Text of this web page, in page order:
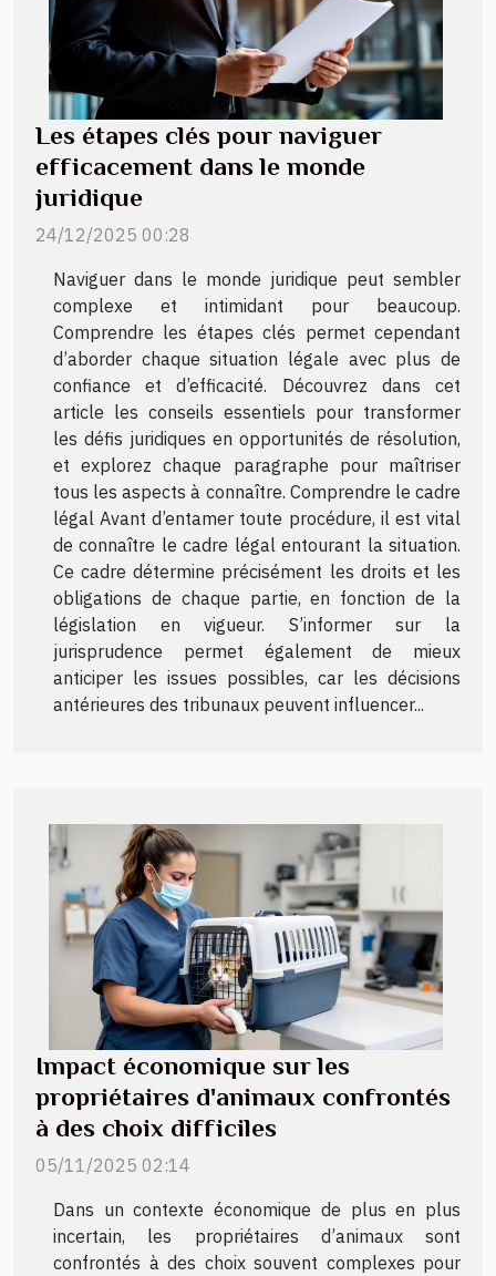
Les étapes clés pour naviguer
efficacement dans le monde
juridique
24/12/2025 00:28
Naviguer dans le monde juridique peut sembler
complexe et intimidant pour beaucoup.
Comprendre les étapes clés permet cependant
d’aborder chaque situation légale avec plus de
confiance et d’efficacité. Découvrez dans cet
article les conseils essentiels pour transformer
les défis juridiques en opportunités de résolution,
et explorez chaque paragraphe pour maîtriser
tous les aspects à connaître. Comprendre le cadre
légal Avant d’entamer toute procédure, il est vital
de connaître le cadre légal entourant la situation.
Ce cadre détermine précisément les droits et les
obligations de chaque partie, en fonction de la
législation en vigueur. S’informer sur la
jurisprudence permet également de mieux
anticiper les issues possibles, car les décisions
antérieures des tribunaux peuvent influencer...
Impact économique sur les
propriétaires d'animaux confrontés
à des choix difficiles
05/11/2025 02:14
Dans un contexte économique de plus en plus
incertain, les propriétaires d’animaux sont
confrontés à des choix souvent complexes pour